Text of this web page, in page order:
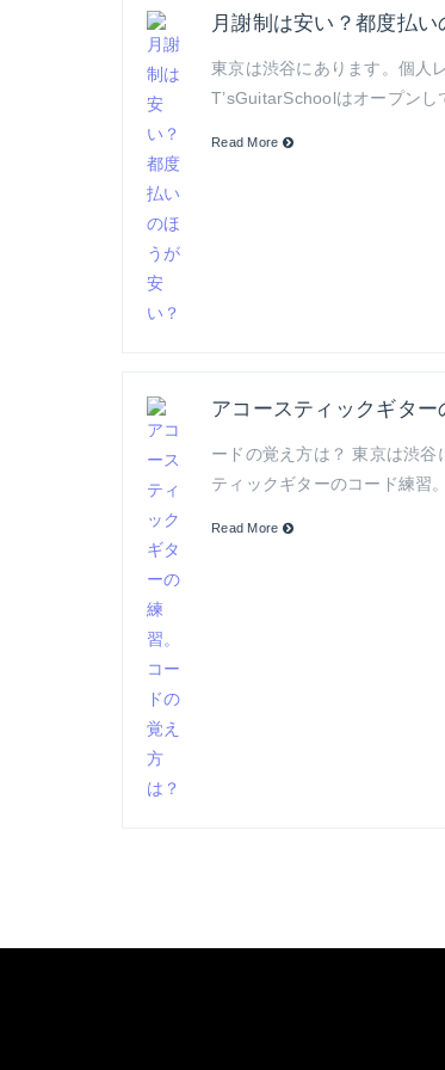
月謝制は安い？都度払い
東京は渋谷にあります。個人
T’sGuitarSchoolはオープンし
Read More
アコースティックギター
ードの覚え方は？ 東京は渋
ティックギターのコード練習
Read More